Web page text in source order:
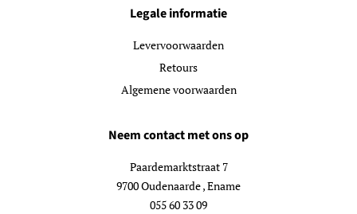
Legale informatie
Levervoorwaarden
Retours
Algemene voorwaarden
Neem contact met ons op
Paardemarktstraat 7
9700 Oudenaarde , Ename
055 60 33 09